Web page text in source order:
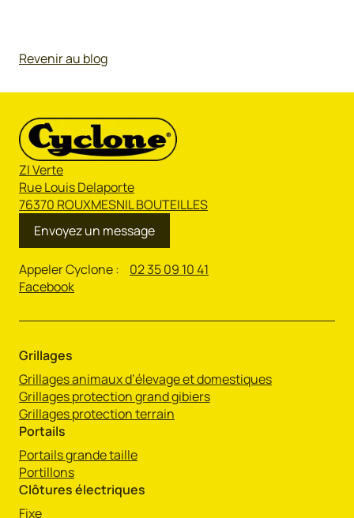
Revenir au blog
ZI Verte
Rue Louis Delaporte
76370 ROUXMESNIL BOUTEILLES
Envoyez un message
Appeler Cyclone : 02 35 09 10 41
Facebook
Grillages
Grillages animaux d’élevage et domestiques
Grillages protection grand gibiers
Grillages protection terrain
Portails
Portails grande taille
Portillons
Clôtures électriques
Fixe